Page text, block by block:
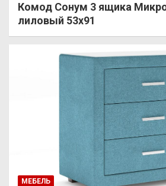
Комод Сонум 3 ящика
лиловый 53х91
МЕБЕЛЬ